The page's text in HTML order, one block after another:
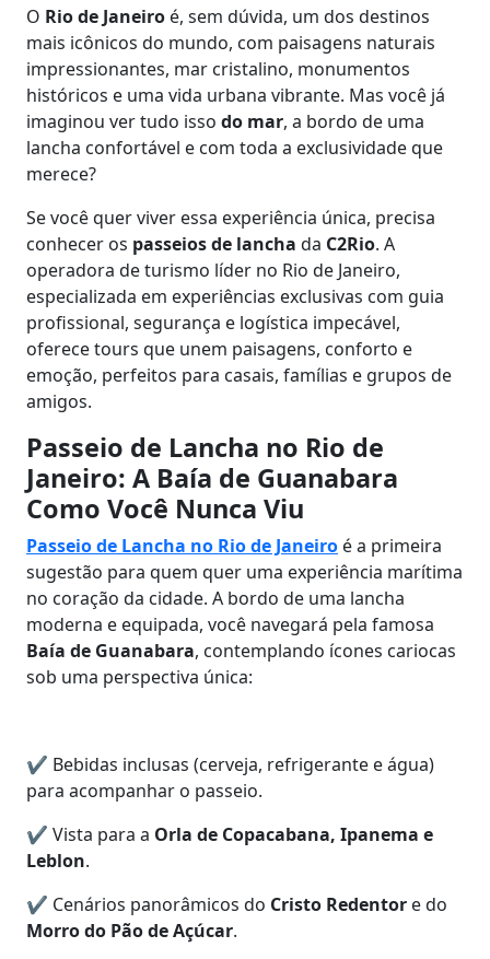
O Rio de Janeiro é, sem dúvida, um dos destinos
mais icônicos do mundo, com paisagens naturais
impressionantes, mar cristalino, monumentos
históricos e uma vida urbana vibrante. Mas você já
imaginou ver tudo isso do mar, a bordo de uma
lancha confortável e com toda a exclusividade que
merece?
Se você quer viver essa experiência única, precisa
conhecer os passeios de lancha da C2Rio. A
operadora de turismo líder no Rio de Janeiro,
especializada em experiências exclusivas com guia
profissional, segurança e logística impecável,
oferece tours que unem paisagens, conforto e
emoção, perfeitos para casais, famílias e grupos de
amigos.
Passeio de Lancha no Rio de
Janeiro: A Baía de Guanabara
Como Você Nunca Viu
Passeio de Lancha no Rio de Janeiro é a primeira
sugestão para quem quer uma experiência marítima
no coração da cidade. A bordo de uma lancha
moderna e equipada, você navegará pela famosa
Baía de Guanabara, contemplando ícones cariocas
sob uma perspectiva única:
✔ Bebidas inclusas (cerveja, refrigerante e água)
para acompanhar o passeio.
✔ Vista para a Orla de Copacabana, Ipanema e
Leblon.
✔ Cenários panorâmicos do Cristo Redentor e do
Morro do Pão de Açúcar.